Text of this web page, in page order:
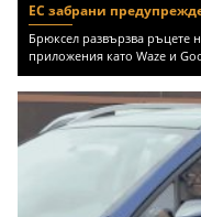
ЕС забрани
Брюксел развързва ръцете
приложения като Waze и